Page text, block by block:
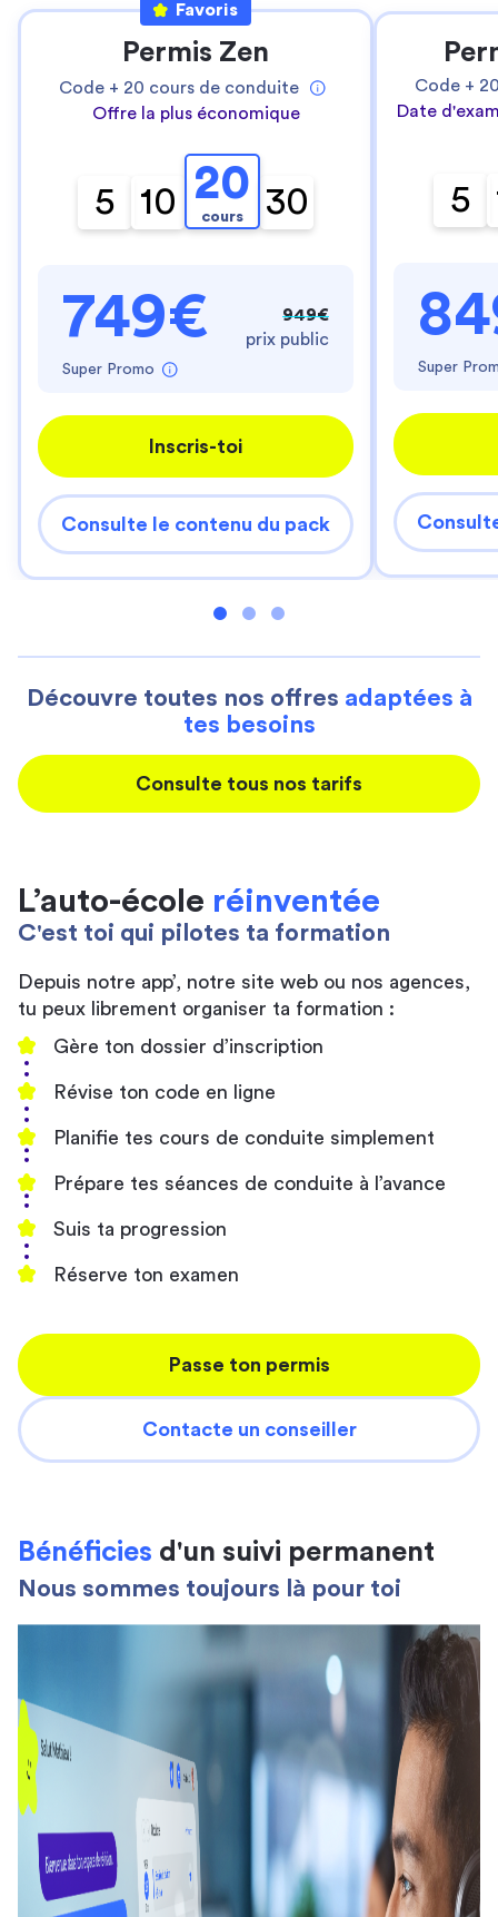
Favoris
Permis Zen
Code + 20 cours de conduite
Offre la plus économique
5 10 20
cours 30
749€
Super Promo
949€
prix public
Inscris-toi
Consulte le contenu du pack
Code +
Date
5
Super
Découvre toutes nos offres adaptées à
tes besoins
Consulte tous nos tarifs
L’auto-école réinventée
C'est toi qui pilotes ta formation
Depuis notre app’, notre site web ou nos agences,
tu peux librement organiser ta formation :
Gère ton dossier d’inscription
Révise ton code en ligne
Planifie tes cours de conduite simplement
Prépare tes séances de conduite à l’avance
Suis ta progression
Réserve ton examen
Passe ton permis
Contacte un conseiller
Bénéficies d'un suivi permanent
Nous sommes toujours là pour toi